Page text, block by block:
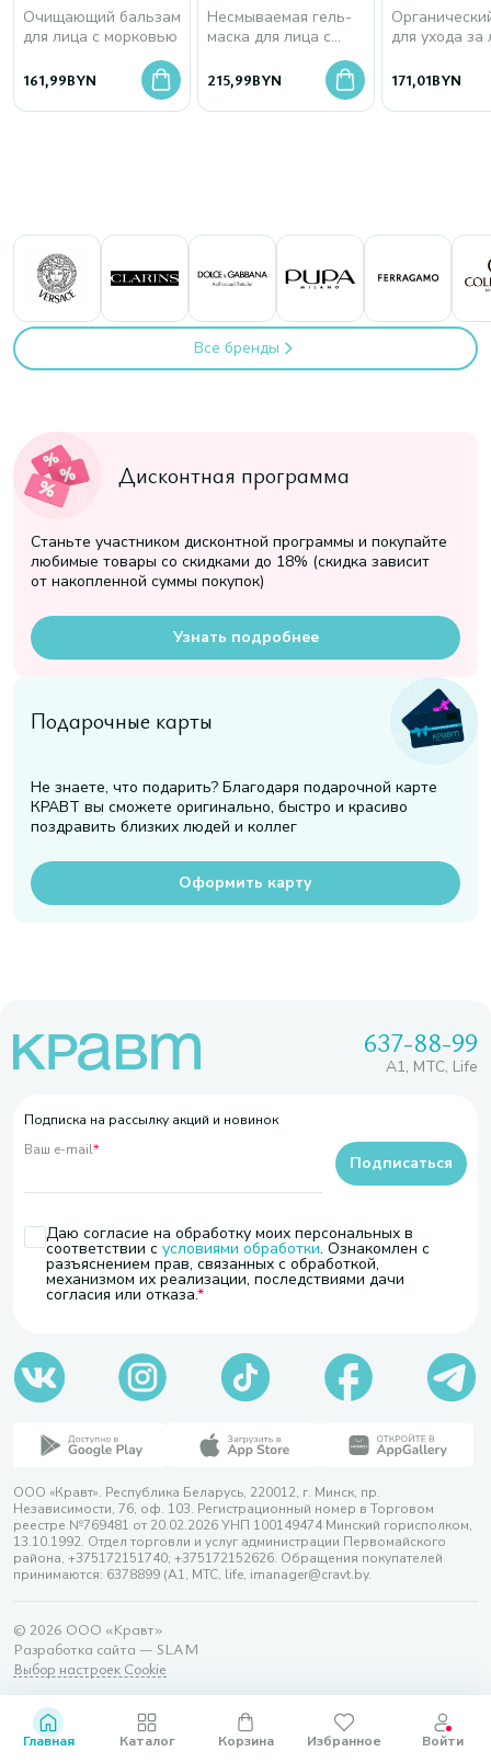
Очищающий бальзам
для лица с морковью
161,99BYN
Несмываемая гель-
маска для лица с
морским коллагеном
215,99BYN
для ухода за
171,01BYN
Все бренды
Дисконтная программа
Станьте участником дисконтной программы и покупайте
любимые товары со скидками до 18% (скидка зависит
от накопленной суммы покупок)
Узнать подробнее
Подарочные карты
Не знаете, что подарить? Благодаря подарочной карте
КРАВТ вы сможете оригинально, быстро и красиво
поздравить близких людей и коллег
Оформить карту
637-88-99
A1, МТС, Life
Подписка на рассылку акций и новинок
Ваш e-mail*
Даю согласие на обработку моих персональных в
соответствии с условиями обработки. Ознакомлен с
разъяснением прав, связанных с обработкой,
механизмом их реализации, последствиями дачи
согласия или отказа.
Подписаться
ООО «Кравт». Республика Беларусь, 220012, г. Минск, пр.
Независимости, 76, оф. 103. Регистрационный номер в Торговом
реестре №769481 от 20.02.2026 УНП 100149474 Минский горисполком,
13.10.1992. Отдел торговли и услуг администрации Первомайского
района, +375172151740; +375172152626. Обращения покупателей
принимаются: 6378899 (А1, МТС, life, imanager@cravt.by.
© 2026 ООО «Кравт»
Разработка сайта — SLAM
Выбор настроек Cookie
Главная Каталог Корзина Избранное Войти